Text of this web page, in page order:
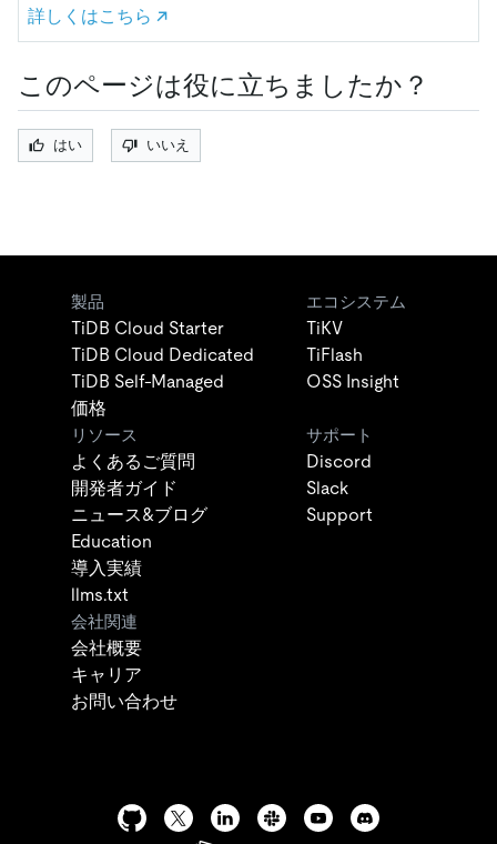
詳しくはこちら ↗
このページは役に立ちましたか？
はい いいえ
製品
TiDB Cloud Starter
TiDB Cloud Dedicated
TiDB Self-Managed
価格
エコシステム
TiKV
TiFlash
OSS Insight
リソース
よくあるご質問
開発者ガイド
ニュース&ブログ
Education
導入実績
llms.txt
サポート
Discord
Slack
Support
会社関連
会社概要
キャリア
お問い合わせ